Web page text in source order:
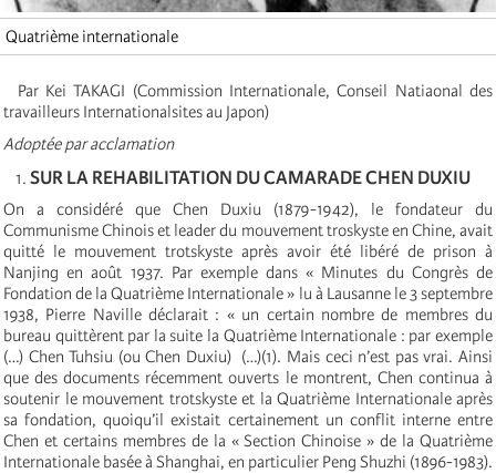
Quatrième internationale
Par Kei TAKAGI (Commission Internationale, Conseil Natiaonal des
travailleurs Internationalsites au Japon)
Adoptée par acclamation
SUR LA REHABILITATION DU CAMARADE CHEN DUXIU
On a considéré que Chen Duxiu (1879-1942), le fondateur du
Communisme Chinois et leader du mouvement troskyste en Chine, avait
quitté le mouvement trotskyste après avoir été libéré de prison à
Nanjing en août 1937. Par exemple dans « Minutes du Congrès de
Fondation de la Quatrième Internationale » lu à Lausanne le 3 septembre
1938, Pierre Naville déclarait : « un certain nombre de membres du
bureau quittèrent par la suite la Quatrième Internationale : par exemple
(…) Chen Tuhsiu (ou Chen Duxiu) (…)(1). Mais ceci n’est pas vrai. Ainsi
que des documents récemment ouverts le montrent, Chen continua à
soutenir le mouvement trotskyste et la Quatrième Internationale après
sa fondation, quoiqu’il existait certainement un conflit interne entre
Chen et certains membres de la « Section Chinoise » de la Quatrième
Internationale basée à Shanghai, en particulier Peng Shuzhi (1896-1983).